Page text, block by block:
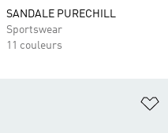
SANDALE PURECHILL
Sportswear
11 couleurs